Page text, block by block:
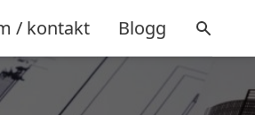
/ kontakt Blogg